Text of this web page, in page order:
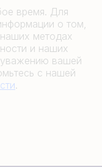
время. Для
о том,
методах
и наших
уважению вашей
с нашей
.